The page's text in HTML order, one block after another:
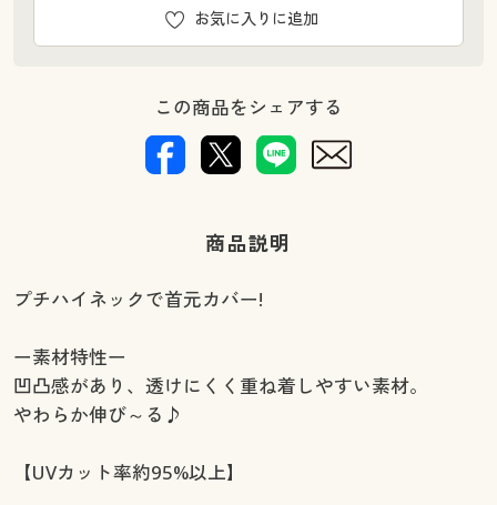
お気に入りに追加
この商品をシェアする
商品説明
プチハイネックで首元カバー!
ー素材特性ー
凹凸感があり、透けにくく重ね着しやすい素材。
やわらか伸び～る♪
【UVカット率約95%以上】